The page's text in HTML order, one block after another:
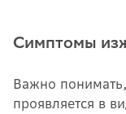
Симптомы
Важно
проявляется в